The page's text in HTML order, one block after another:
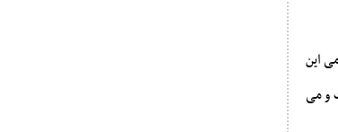
این
و می